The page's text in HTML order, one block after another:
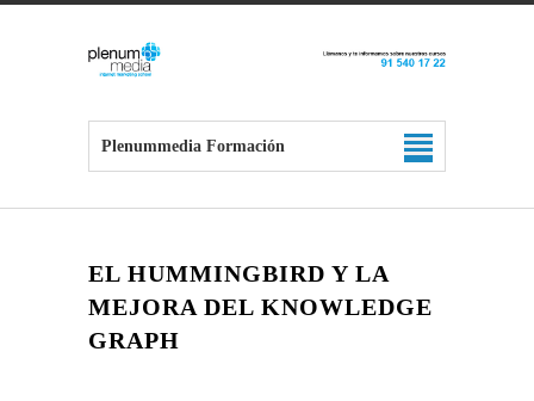
Plenummedia Formación
EL HUMMINGBIRD Y LA
MEJORA DEL KNOWLEDGE
GRAPH